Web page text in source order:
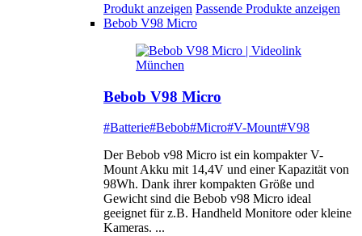
Produkt anzeigen Passende Produkte anzeigen
Bebob V98 Micro
Bebob V98 Micro
#Batterie#Bebob#Micro#V-Mount#V98
Der Bebob v98 Micro ist ein kompakter V-
Mount Akku mit 14,4V und einer Kapazität von
98Wh. Dank ihrer kompakten Größe und
Gewicht sind die Bebob v98 Micro ideal
geeignet für z.B. Handheld Monitore oder kleine
Kameras. ...